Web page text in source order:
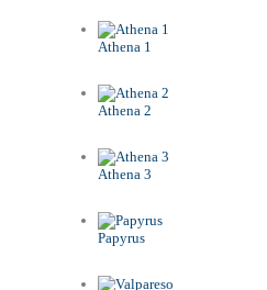
Athena 1
Athena 2
Athena 3
Papyrus